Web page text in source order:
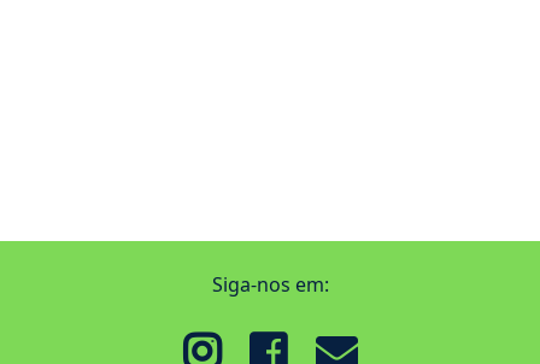
Siga-nos em: